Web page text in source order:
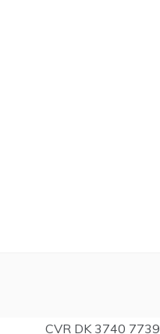
CVR DK 3740 7739